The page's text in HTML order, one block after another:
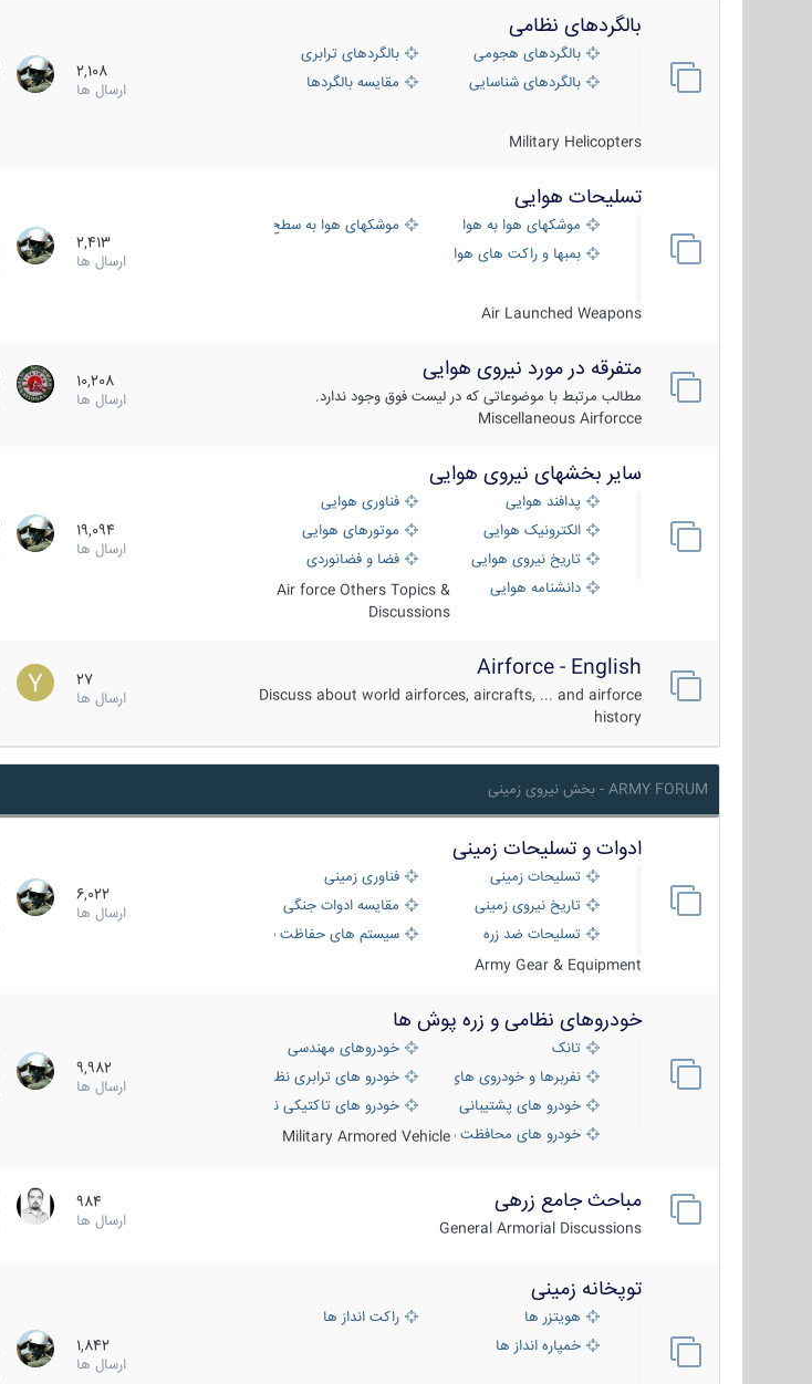
بالگردهای نظامی
بالگردهای هجومی
بالگردهای ترابری
بالگردهای شناسایی
مقایسه بالگردها
Military Helicopters
2,108
ارسال ها
تسلیحات هوایی
موشکهای هوا به هوا
موشکهای هوا به سطح
بمبها و راکت های هوایی
Air Launched Weapons
2,413
ارسال ها
متفرقه در مورد نیروی هوایی
مطالب مرتبط با موضوعاتی که در لیست فوق وجود ندارد.
Miscellaneous Airforcce
10,208
ارسال ها
سایر بخشهای نیروی هوایی
پدافند هوایی
فناوری هوایی
الکترونیک هوایی
موتورهای هوایی
تاریخ نیروی هوایی
فضا و فضانوردی
دانشنامه هوایی
Air force Others Topics &
Discussions
19,094
ارسال ها
Airforce - English
Discuss about world airforces, aircrafts, ... and airforce
history
27
ارسال ها
ARMY FORUM - بخش نیروی زمینی
ادوات و تسلیحات زمینی
تسلیحات زمینی
فناوری زمینی
تاریخ نیروی زمینی
مقایسه ادوات جنگی
تسلیحات ضد زره
سیستم های حفاظت فعال
Army Gear & Equipment
6,022
ارسال ها
خودروهای نظامی و زره پوش ها
تانک
خودروهای مهندسی
نفربرها و خودروی های رزمی پیاده نظامخودرو های ترابری نظامی
خودرو های پشتیبانی آتش ، شناسایی و ضد تانک
خودرو های تاکتیکی نظامی
خودرو های محافظت شدهMilitary Armored Vehicle
9,982
ارسال ها
مباحث جامع زرهی
General Armorial Discussions
984
ارسال ها
توپخانه زمینی
هویتزر ها
راکت انداز ها
خمپاره انداز ها
1,842
ارسال ها